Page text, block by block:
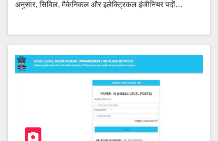
अनुसार, सिविल, मैकेनिकल और इलेक्ट्रिकल इंजीनियर पदों…